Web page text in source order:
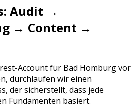
Audit →
→ Content →
-Account für Bad Homburg vor
durchlaufen wir einen
der sicherstellt, dass jede
Fundamenten basiert.